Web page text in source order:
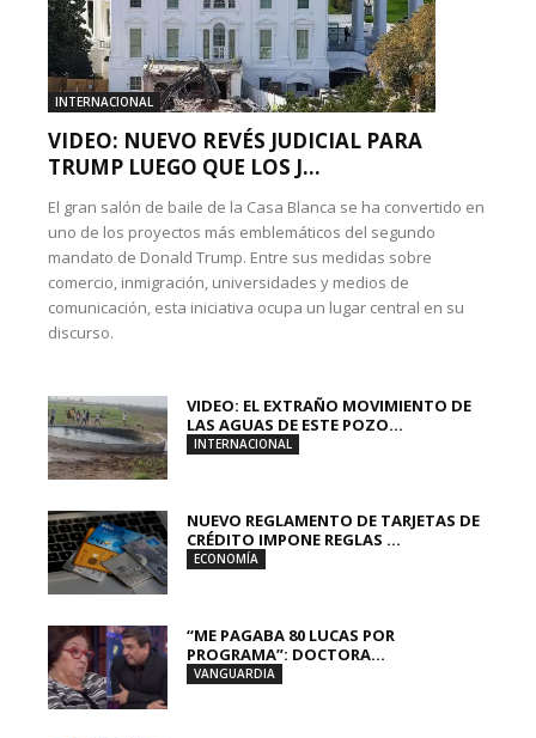
INTERNACIONAL
VIDEO: NUEVO REVÉS JUDICIAL PARA
TRUMP LUEGO QUE LOS J...
El gran salón de baile de la Casa Blanca se ha convertido en
uno de los proyectos más emblemáticos del segundo
mandato de Donald Trump. Entre sus medidas sobre
comercio, inmigración, universidades y medios de
comunicación, esta iniciativa ocupa un lugar central en su
discurso.
VIDEO: EL EXTRAÑO MOVIMIENTO DE
LAS AGUAS DE ESTE POZO...
INTERNACIONAL
NUEVO REGLAMENTO DE TARJETAS DE
CRÉDITO IMPONE REGLAS ...
ECONOMÍA
“ME PAGABA 80 LUCAS POR
PROGRAMA”: DOCTORA...
VANGUARDIA